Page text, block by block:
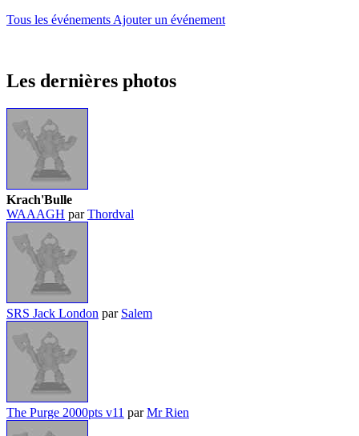
Tous les événements Ajouter un événement
Les dernières photos
Krach'Bulle
WAAAGH parThordval
SRS Jack London par Salem
The Purge 2000pts v11 parMr Rien